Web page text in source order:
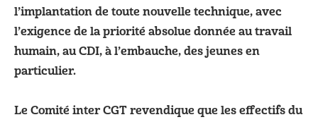
l’implantation de toute nouvelle technique, avec
l’exigence de la priorité absolue donnée au travail
humain, au CDI, à l’embauche, des jeunes en
particulier.
Le Comité inter CGT revendique que les effectifs du